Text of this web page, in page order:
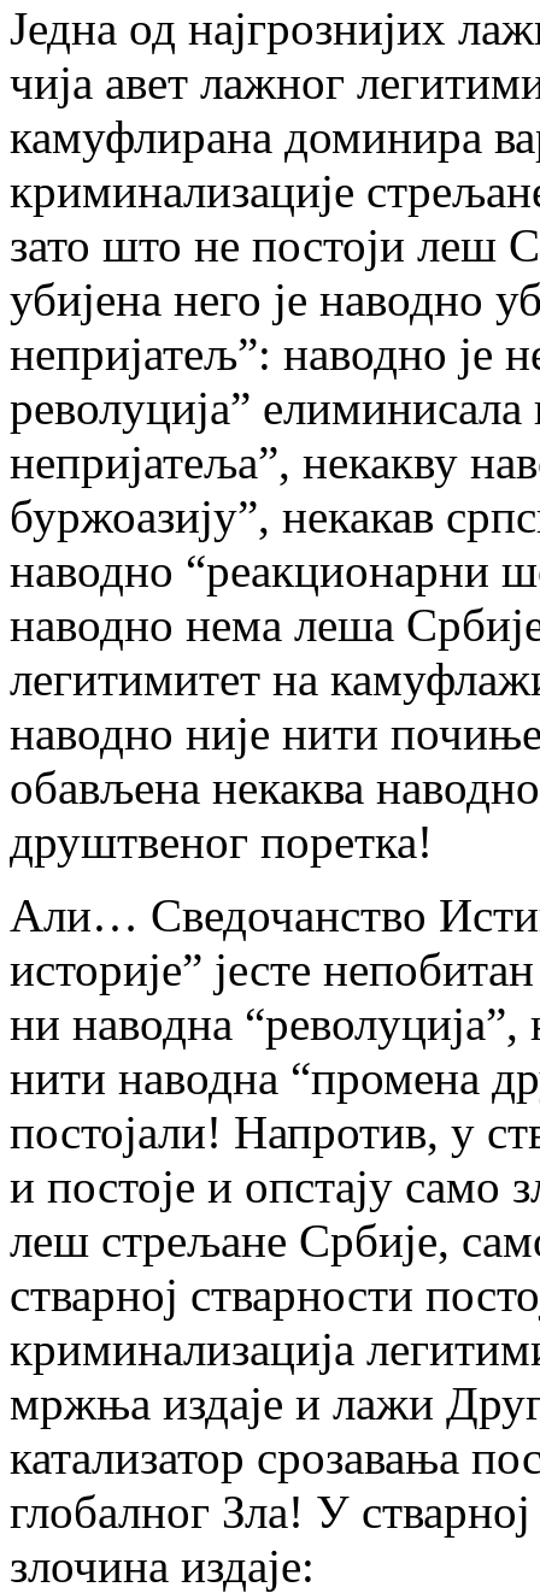
Једна од најгрознијих
чија авет лажног
камуфлирана доминира
криминализације
зато што не постоји леш
убијена него је наводно
непријатељ”: наводно је
револуција” елиминисала
непријатеља”, некакву
буржоазију”, некакав
наводно “реакционарни
наводно нема леша
легитимитет на
наводно није нити
обављена некаква
друштвеног поретка!
Али… Сведочанство
историје” јесте
ни наводна
нити наводна “промена
постојали! Напротив, у
и постоје и опстају само
леш стрељане Србије,
стварној стварности
криминализација
мржња издаје и лажи
катализатор срозавања
глобалног Зла! У
злочина издаје: